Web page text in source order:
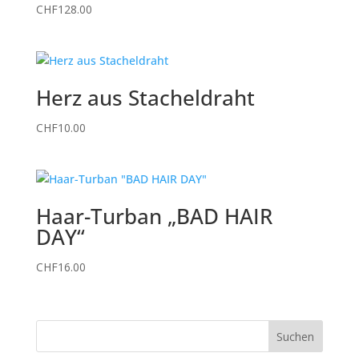
CHF128.00
Herz aus Stacheldraht
CHF10.00
Haar-Turban „BAD HAIR
DAY“
CHF16.00